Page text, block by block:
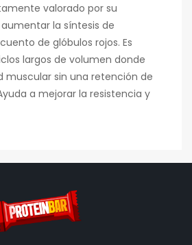
valorado por su
la síntesis de
de glóbulos rojos. Es
largos de volumen donde
muscular sin una retención de
a mejorar la resistencia y